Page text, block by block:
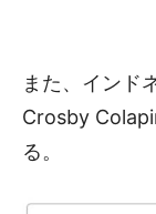
また、インド
Crosby
る。